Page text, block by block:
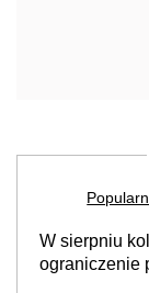
W sierpniu
ograniczenie